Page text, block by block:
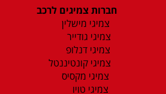
חברות צמיגים לרכב
צמיגי מישלין
צמיגי גודייר
צמיגי דנלופ
צמיגי קונטיננטל
צמיגי מקסיס
צמיגי טויו